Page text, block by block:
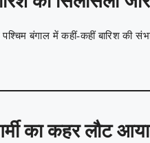
बंगाल में कहीं-कहीं बारिश की
का कहर लौट आया